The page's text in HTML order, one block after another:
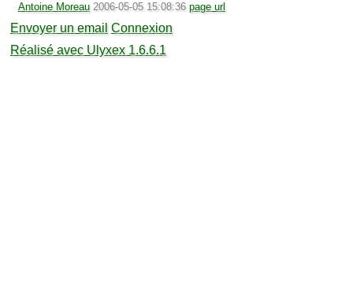
Antoine Moreau 2006-05-05 15:08:36 page url
Envoyer un email Connexion
Réalisé avec Ulyxex 1.6.6.1